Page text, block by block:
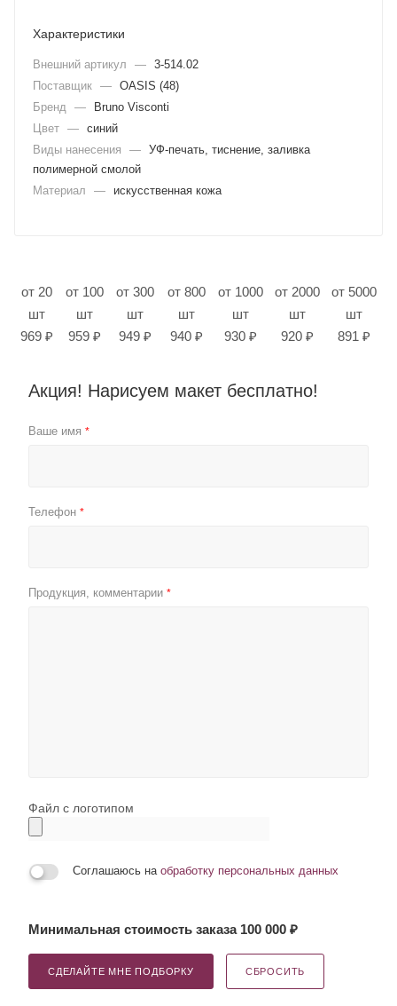
Характеристики
Внешний артикул — 3-514.02
Поставщик — OASIS (48)
Бренд
—
Bruno Visconti
Цвет — синий
Виды нанесения
— УФ-печать, тиснение, заливка
полимерной смолой
Материал
— искусственная кожа
от 20
шт
969 ₽
от 100
шт
959 ₽
от 300
шт
949 ₽
от 800
шт
940 ₽
от 1000
шт
930 ₽
от 2000
шт
920 ₽
от 5000
шт
891 ₽
Акция! Нарисуем макет бесплатно!
Ваше имя *
Телефон *
Продукция, комментарии *
Файл с логотипом
Соглашаюсь на обработку персональных данных
Минимальная стоимость заказа 100 000 ₽
СДЕЛАЙТЕ МНЕ ПОДБОРКУ СБРОСИТЬ